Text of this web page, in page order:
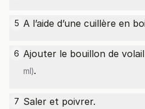
5 A l’aide d’une cuillère en
6 Ajouter le bouillon de
ml).
7 Saler et poivrer.